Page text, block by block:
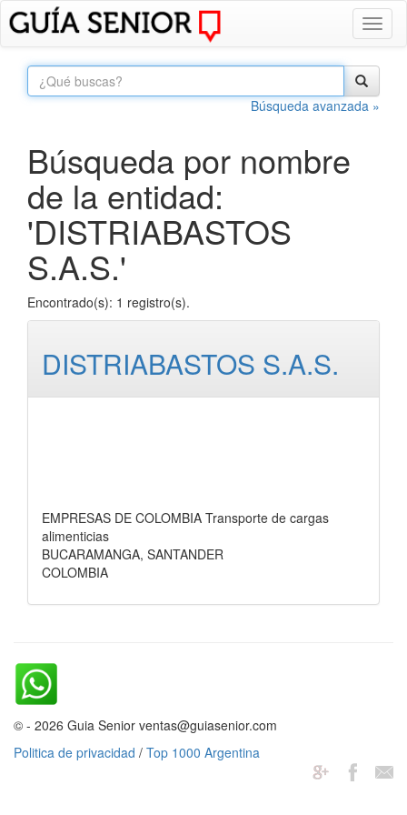
Búsqueda avanzada »
Búsqueda por nombre
de la entidad:
'DISTRIABASTOS
S.A.S.'
Encontrado(s): 1 registro(s).
DISTRIABASTOS S.A.S.
EMPRESAS DE COLOMBIA Transporte de cargas
alimenticias
BUCARAMANGA, SANTANDER
COLOMBIA
© - 2026 Guia Senior ventas@guiasenior.com
Politica de privacidad / Top 1000 Argentina